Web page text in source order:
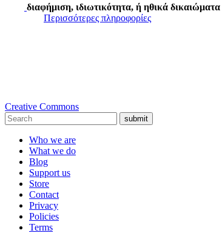
διαφήμιση, ιδιωτικότητα, ή ηθικά δικαιώματα
Περισσότερες πληροφορίες
Creative Commons
submit
Who we are
What we do
Blog
Support us
Store
Contact
Privacy
Policies
Terms